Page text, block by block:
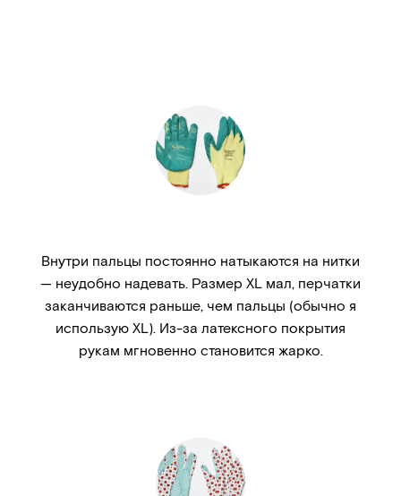
Внутри пальцы постоянно натыкаются на нитки
— неудобно надевать. Размер XL мал, перчатки
заканчиваются раньше, чем пальцы (обычно я
использую XL). Из-за латексного покрытия
рукам мгновенно становится жарко.